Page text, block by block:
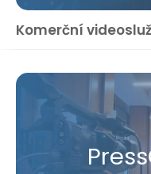
Komerční